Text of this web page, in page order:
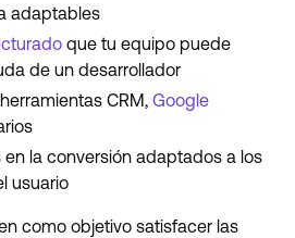
adaptables
que tu equipo puede
de un desarrollador
CRM, Google
la conversión adaptados a los
usuario
como objetivo satisfacer las